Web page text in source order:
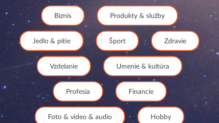
Biznis Produkty & služby
Jedlo & pitie Šport Zdravie
Vzdelanie Umenie & kultúra
Profesia Financie
Foto & video & audio Hobby